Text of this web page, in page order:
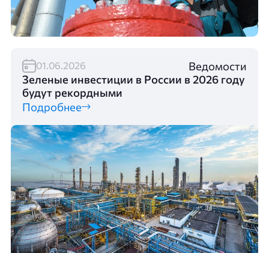
01.06.2026
Ведомости
Зеленые инвестиции в России в 2026 году
будут рекордными
Подробнее